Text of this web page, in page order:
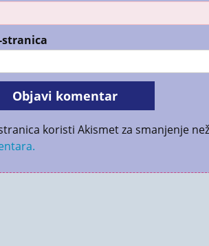
stranica
koristi Akismet za smanjenje